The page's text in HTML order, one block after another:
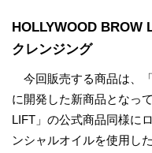
HOLLYWOOD BROW
クレンジング
今回販売する商品は、
に開発した新商品となっ
LIFT」の公式商品同様に
ンシャルオイルを使用し